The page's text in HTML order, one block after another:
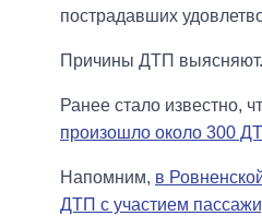
пострадавших
Причины ДТП выясняют.
Ранее стало известно,
произошло около 300
Напомним, в
ДТП с участием